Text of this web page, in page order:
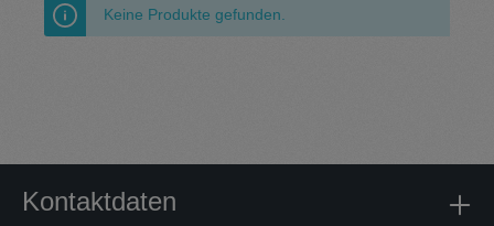
Keine Produkte gefunden.
Kontaktdaten